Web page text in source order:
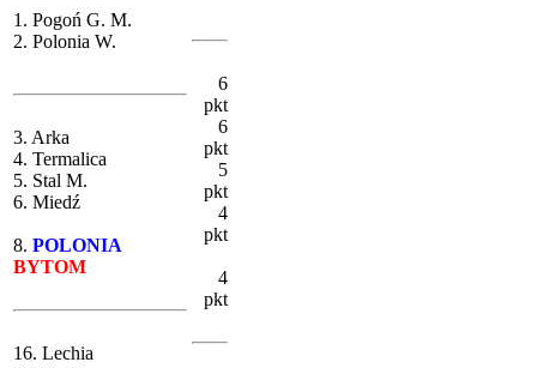
1. Pogoń G. M.
2. Polonia W.
3. Arka
4. Termalica
5. Stal M.
6. Miedź
8. POLONIA
BYTOM
16. Lechia
6
pkt
6
pkt
5
pkt
4
pkt
4
pkt